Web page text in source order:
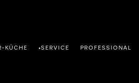
KÜCHE •SERVICE PROFESSIONAL